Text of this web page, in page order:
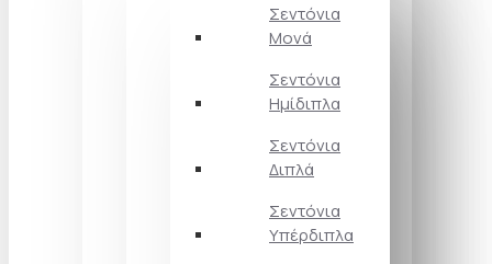
Σεντόνια
Μονά
Σεντόνια
Ημίδιπλα
Σεντόνια
Διπλά
Σεντόνια
Υπέρδιπλα